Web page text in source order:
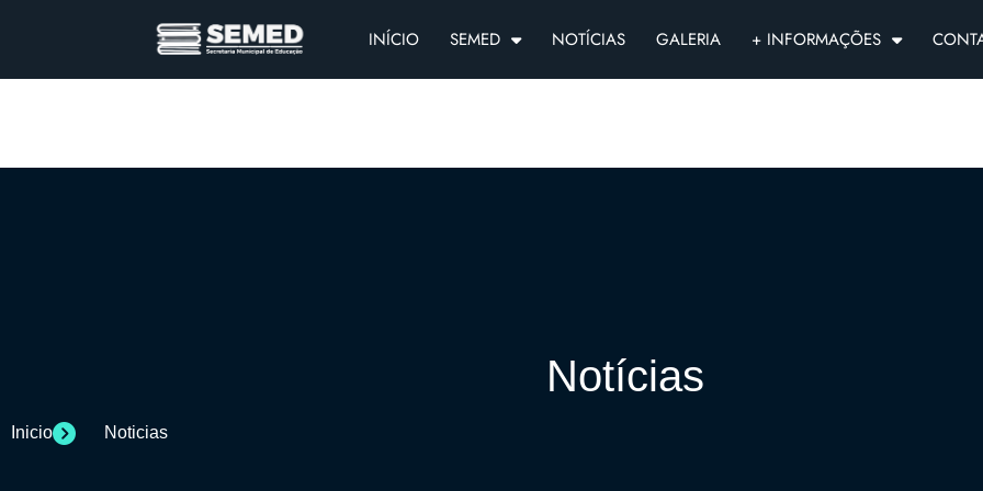
INÍCIO SEMED NOTÍCIAS GALERIA + INFORMAÇÕES
Notícias
Inicio Noticias